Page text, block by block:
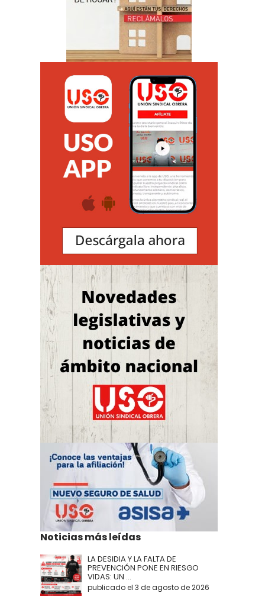
Noticias más leídas
LA DESIDIA Y LA FALTA DE
PREVENCIÓN PONE EN RIESGO
VIDAS: UN ...
publicado el 3 de agosto de 2026